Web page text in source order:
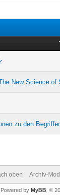
New Science of
zu den
oben Archiv-
by MyBB, ©